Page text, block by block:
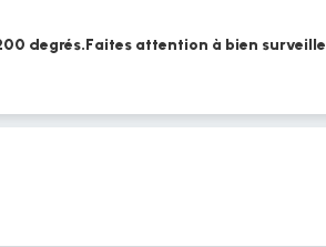
degrés.Faites attention à bien